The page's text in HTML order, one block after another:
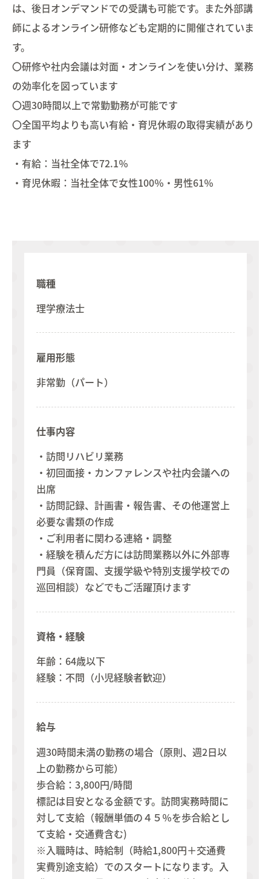
は、後日オンデマンドでの受講も可能です。また外部講
師によるオンライン研修なども定期的に開催されていま
す。
〇研修や社内会議は対面・オンラインを使い分け、業務
の効率化を図っています
〇週30時間以上で常勤勤務が可能です
〇全国平均よりも高い有給・育児休暇の取得実績があり
ます
・有給：当社全体で72.1％
・育児休暇：当社全体で女性100％・男性61％
職種
理学療法士
雇用形態
非常勤（パート）
仕事内容
・訪問リハビリ業務
・初回面接・カンファレンスや社内会議への
出席
・訪問記録、計画書・報告書、その他運営上
必要な書類の作成
・ご利用者に関わる連絡・調整
・経験を積んだ方には訪問業務以外に外部専
門員（保育園、支援学級や特別支援学校での
巡回相談）などでもご活躍頂けます
資格・経験
年齢：64歳以下
経験：不問（小児経験者歓迎）
給与
週30時間未満の勤務の場合（原則、週2日以
上の勤務から可能）
歩合給：3,800円/時間
標記は目安となる金額です。訪問実務時間に
対して支給（報酬単価の４５％を歩合給とし
て支給・交通費含む)
※入職時は、時給制（時給1,800円＋交通費
実費別途支給）でのスタートになります。入